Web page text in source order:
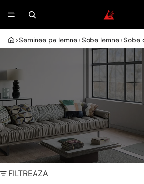
› Seminee pe lemne› Sobe lemne› Sobe
SOBE CU ACUMULARE
— INCALZIRE
PUTINE
Soba cu acumulare de caldura
elibereaza treptat, ore dupa
Randament peste 80%
Montaj autorizat
FILTREAZA